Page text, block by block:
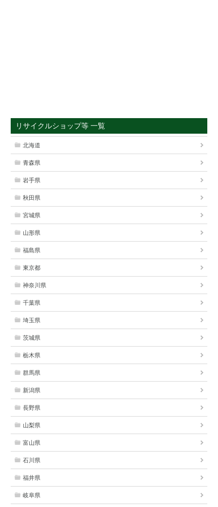
リサイクルショップ等 一覧
北海道
青森県
岩手県
秋田県
宮城県
山形県
福島県
東京都
神奈川県
千葉県
埼玉県
茨城県
栃木県
群馬県
新潟県
長野県
山梨県
富山県
石川県
福井県
岐阜県